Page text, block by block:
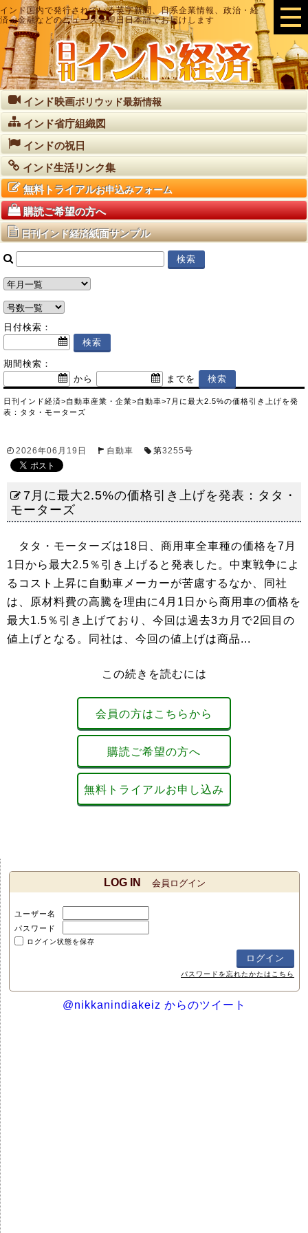
インド国内で発行されている英字新聞、日系企業情報、政治・経
済・金融などのニュースを即日日本語でお届けします
インド映画ボリウッド最新情報
インド省庁組織図
インドの祝日
インド生活リンク集
無料トライアルお申込みフォーム
購読ご希望の方へ
日刊インド経済紙面サンプル
日付検索：
期間検索：
から
までを
日刊インド経済>自動車産業・企業>自動車>7月に最大2.5%の価格引き上げを発
表：タタ・モーターズ
2026年06月19日 自動車 第3255号
7月に最大2.5%の価格引き上げを発表：タタ・
モーターズ
タタ・モーターズは18日、商用車全車種の価格を7月
1日から最大2.5％引き上げると発表した。中東戦争によ
るコスト上昇に自動車メーカーが苦慮するなか、同社
は、原材料費の高騰を理由に4月1日から商用車の価格を
最大1.5％引き上げており、今回は過去3カ月で2回目の
値上げとなる。同社は、今回の値上げは商品...
この続きを読むには
会員の方はこちらから
購読ご希望の方へ
無料トライアルお申し込み
LOG IN 会員ログイン
ユーザー名
パスワード
ログイン状態を保存
パスワードを忘れたかたはこちら
@nikkanindiakeiz からのツイート